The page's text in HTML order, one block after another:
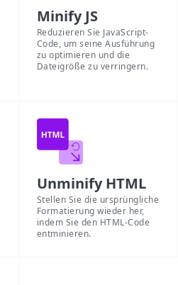
Minify JS
Reduzieren Sie JavaScript-
Code, um seine Ausführung
zu optimieren und die
Dateigröße zu verringern.
Unminify HTML
Stellen Sie die ursprüngliche
Formatierung wieder her,
indem Sie den HTML-Code
entminieren.